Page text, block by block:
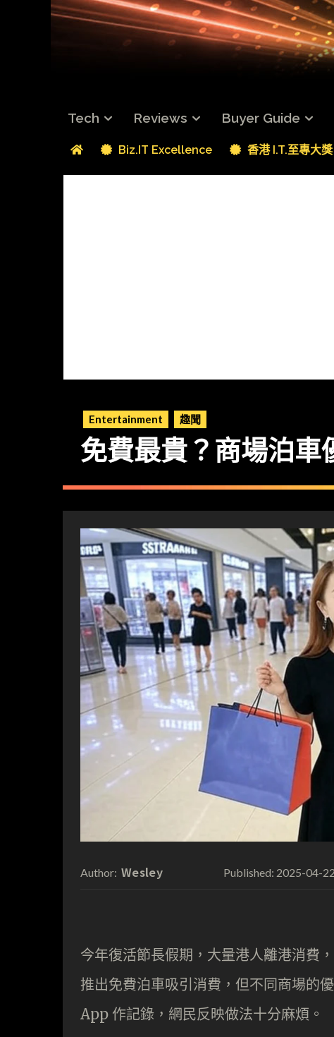
Tech Reviews Buyer Guide
Biz.IT Excellence 香港 I.T.至專大獎
Entertainment 趣聞
免費最貴？商場泊
Author: Wesley Published: 2025-04-22
今年復活節長假期，大量港人離港消費
推出免費泊車吸引消費，但不同商場的
App 作記錄，網民反映做法十分麻煩。